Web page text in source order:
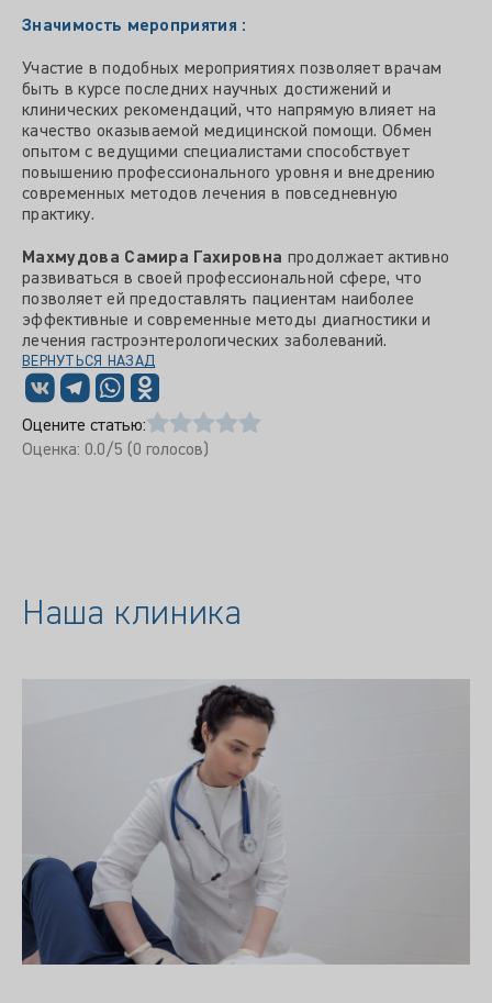
Значимость мероприятия :
Участие в подобных мероприятиях позволяет врачам
быть в курсе последних научных достижений и
клинических рекомендаций, что напрямую влияет на
качество оказываемой медицинской помощи. Обмен
опытом с ведущими специалистами способствует
повышению профессионального уровня и внедрению
современных методов лечения в повседневную
практику.
Махмудова Самира Гахировна продолжает активно
развиваться в своей профессиональной сфере, что
позволяет ей предоставлять пациентам наиболее
эффективные и современные методы диагностики и
лечения гастроэнтерологических заболеваний.
ВЕРНУТЬСЯ НАЗАД
Оцените статью:
Оценка: 0.0/5 (0 голосов)
Наша клиника